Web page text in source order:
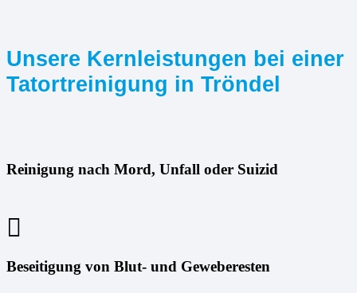
Unsere Kernleistungen bei einer
Tatortreinigung in Tröndel
Reinigung nach Mord, Unfall oder Suizid
Beseitigung von Blut- und Geweberesten